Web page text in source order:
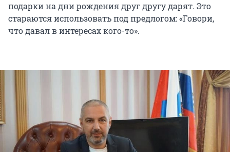
подарки на дни рождения друг другу дарят. Это
стараются использовать под предлогом: «Говори,
что давал в интересах кого-то».